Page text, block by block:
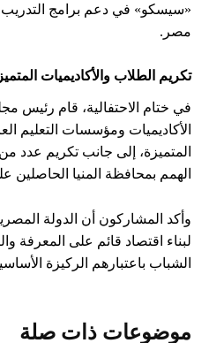
«سيسكو» في دعم برامج التدريب
مصر.
تكريم الطلاب والأكاديميات
في ختام الاحتفالية، قام رئيس
الأكاديميات ومؤسسات التعليم
المتميزة، إلى جانب تكريم عدد
الهمم بمحافظة المنيا الحاصلين
وأكد المشاركون أن الدولة
لبناء اقتصاد قائم على المعرفة
الشباب باعتبارهم الركيزة
موضوعات ذات صلة